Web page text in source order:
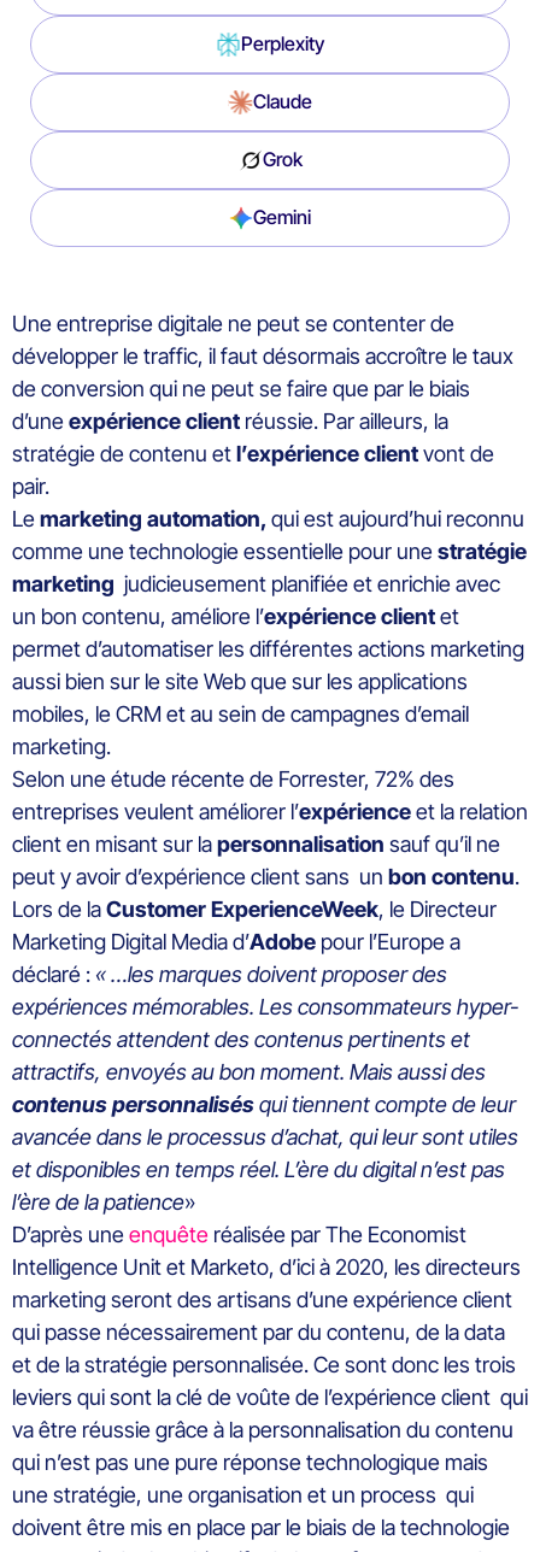
Perplexity
Claude
Grok
Gemini
Une entreprise digitale ne peut se contenter de
développer le traffic, il faut désormais accroître le taux
de conversion qui ne peut se faire que par le biais
d’uneexpérience client réussie. Par ailleurs, la
stratégie de contenu etl’expérience clientvont de
pair.
Lemarketing automation, qui est aujourd’hui reconnu
comme une technologie essentielle pour unestratégie
marketing judicieusement planifiée et enrichie avec
un bon contenu, améliore l’expérience clientet
permet d’automatiser les différentes actions marketing
aussi bien sur le site Web que sur les applications
mobiles, le CRM et au sein de campagnes d’email
marketing.
Selon une étude récente de Forrester, 72% des
entreprises veulent améliorer l’expérienceet la relation
client en misant sur lapersonnalisation sauf qu’il ne
peut y avoir d’expérience client sans un bon contenu.
Lors de laCustomer ExperienceWeek, le Directeur
Marketing Digital Media d’Adobe pour l’Europe a
déclaré : « …les marques doivent proposer des
expériences mémorables. Les consommateurs hyper-
connectés attendent des contenus pertinents et
attractifs, envoyés au bon moment. Mais aussi des
contenus personnalisésqui tiennent compte de leur
avancée dans le processus d’achat, qui leur sont utiles
et disponibles en temps réel. L’ère du digital n’est pas
l’ère de la patience»
D’après uneenquête réalisée par The Economist
Intelligence Unit et Marketo, d’ici à 2020, les directeurs
marketing seront des artisans d’une expérience client
qui passe nécessairement par du contenu, de la data
et de la stratégie personnalisée. Ce sont donc les trois
leviers qui sont la clé de voûte de l’expérience client qui
va être réussie grâce à la personnalisation du contenu
qui n’est pas une pure réponse technologique mais
une stratégie, une organisation et un process qui
doivent être mis en place par le biais de la technologie